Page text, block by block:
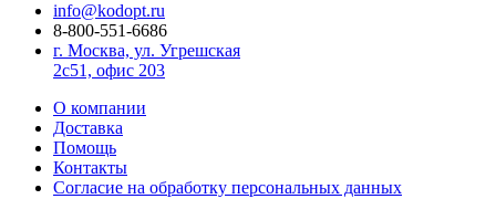
info@kodopt.ru
8-800-551-6686
г. Москва, ул. Угрешская
2с51, офис 203
О компании
Доставка
Помощь
Контакты
Согласие на обработку персональных данных